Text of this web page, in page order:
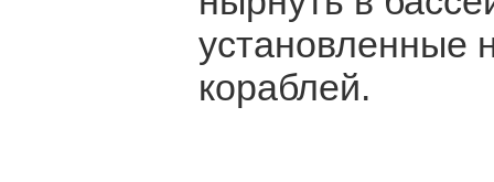
установленные
кораблей.